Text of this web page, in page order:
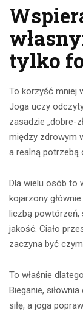
tylko
To korzyść mniej
Joga uczy
zasadzie „dobre-
między zdrowym
a realną potrzebą
Dla wielu osób to
kojarzony
liczbą
jakość. Ciało
zaczyna być
To właśnie
Bieganie,
siłę, a joga